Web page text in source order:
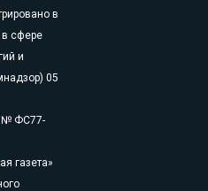
в
сфере
и
05
№ ФС77-
газета»